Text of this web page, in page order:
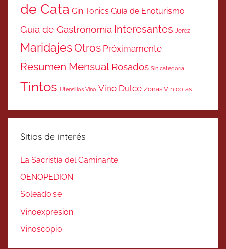
de Cata Gin Tonics Guía de Enoturismo
Guía de Gastronomía Interesantes Jerez
MaridajesOtros Próximamente
Resumen Mensual Rosados Sin categoría
Tintos Utensilios Vino Vino Dulce Zonas Vinicolas
Sitios de interés
La Sacristía del Caminante
OENOPEDION
Soleado.se
Vinoexpresion
Vinoscopio